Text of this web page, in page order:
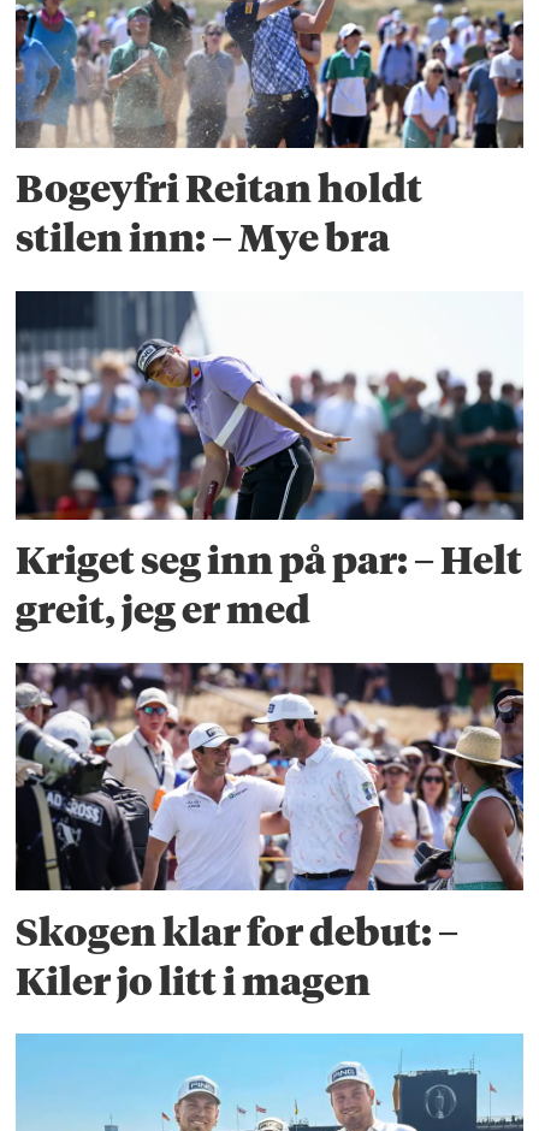
Bogeyfri Reitan holdt
stilen inn: – Mye bra
Kriget seg inn på par: – Helt
greit, jeg er med
Skogen klar for debut: –
Kiler jo litt i magen